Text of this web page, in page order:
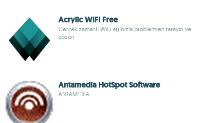
Acrylic WiFi Free
Gerçek zamanlı WiFi ağınızla problemleri tarayın ve
çözün
Antamedia HotSpot Software
ANTAMEDIA